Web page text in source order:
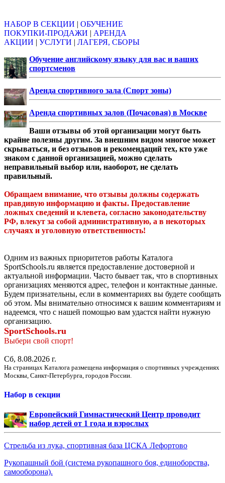
НАБОР В СЕКЦИИ | ОБУЧЕНИЕ
ПОКУПКИ-ПРОДАЖИ | АРЕНДА
АКЦИИ | УСЛУГИ | ЛАГЕРЯ, СБОРЫ
Обучение английскому языку для вас и ваших
спортсменов
Аренда спортивного зала (Спорт зоны)
Аренда спортивных залов (Почасовая) в Москве
Ваши отзывы об этой организации могут быть
крайне полезны другим. За внешним видом многое может
скрываться, и без отзывов и рекомендаций тех, кто уже
знаком с данной организацией, можно сделать
неправильный выбор или, наоборот, не сделать
правильный.
Обращаем внимание, что отзывы должны содержать
правдивую информацию и факты. Предоставление
ложных сведений и клевета, согласно законодательству
РФ, влекут за собой административную, а в некоторых
случаях и уголовную ответственность!
Одним из важных приоритетов работы Каталога
SportSchools.ru является предоставление достоверной и
актуальной информации. Часто бывает так, что в спортивных
организациях меняются адрес, телефон и контактные данные.
Будем признательны, если в комментариях вы будете сообщать
об этом. Мы внимательно относимся к вашим комментариям и
надеемся, что с нашей помощью вам удастся найти нужную
организацию.
SportSchools.ru
Выбери свой спорт!
Сб, 8.08.2026 г.
На страницах Каталога размещена информация о спортивных учреждениях
Москвы, Санкт-Петербурга, городов России.
Набор в секции
Европейский Гимнастический Центр проводит
набор детей от 1 года и взрослых
Стрельба из лука, спортивная база ЦСКА Лефортово
Рукопашный бой (система рукопашного боя, единоборства,
самооборона).